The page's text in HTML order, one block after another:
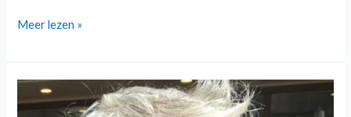
Meer lezen »
vragen